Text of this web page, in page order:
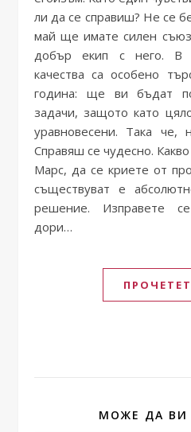
ли да се справиш? Не се
май ще имате силен
добър екип с него. В
качества са особено
година: ще ви бъдат
задачи, защото като
уравновесени. Така че,
Справяш се чудесно.
Марс, да се криете от
съществуват е
решение. Изправете
дори…
МОЖЕ ДА ВИ